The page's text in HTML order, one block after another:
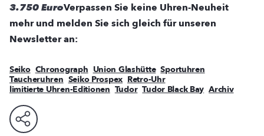
3.750 EuroVerpassen Sie keine Uhren-Neuheit
mehr und melden Sie sich gleich für unseren
Newsletter an:
Seiko Chronograph Union Glashütte Sportuhren
Taucheruhren Seiko Prospex Retro-Uhr
limitierte Uhren-Editionen Tudor Tudor Black Bay Archiv